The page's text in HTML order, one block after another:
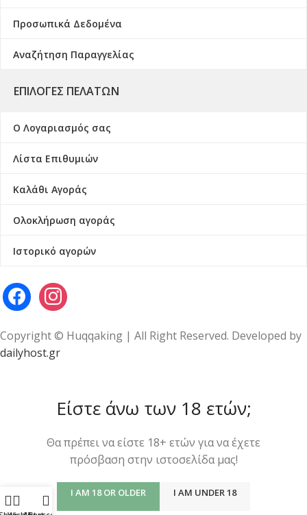
Προσωπικά Δεδομένα
Αναζήτηση Παραγγελίας
ΕΠΙΛΟΓΈΣ ΠΕΛΑΤΏΝ
Ο Λογαριασμός σας
Λίστα Επιθυμιών
Καλάθι Αγοράς
Ολοκλήρωση αγοράς
Ιστορικό αγορών
Copyright © Huqqaking | All Right Reserved. Developed by
dailyhost.gr
Είστε άνω των 18 ετών;
Θα πρέπει να είστε 18+ ετών για να έχετε
πρόσβαση στην ιστοσελίδα μας!
I AM 18 OR OLDER I AM UNDER 18